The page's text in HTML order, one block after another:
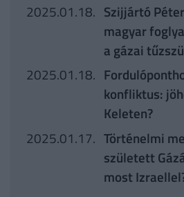
2025.01.18. Szijjártó
magyar
a gázai
2025.01.18.
konfliktus:
Keleten?
2025.01.17. Történelmi
született
most